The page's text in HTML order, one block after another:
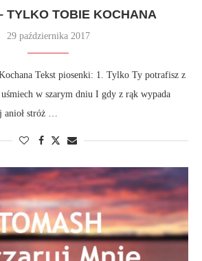
TYLKO TOBIE KOCHANA
29 października 2017
Tekst piosenki: 1. Tylko Ty potrafisz z
w szarym dniu I gdy z rąk wypada
anioł stróż …